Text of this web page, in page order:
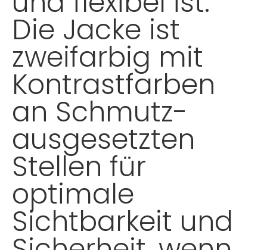
Die Jacke ist
zweifarbig mit
Kontrastfarben
an Schmutz-
ausgesetzten
Stellen für
optimale
Sichtbarkeit und